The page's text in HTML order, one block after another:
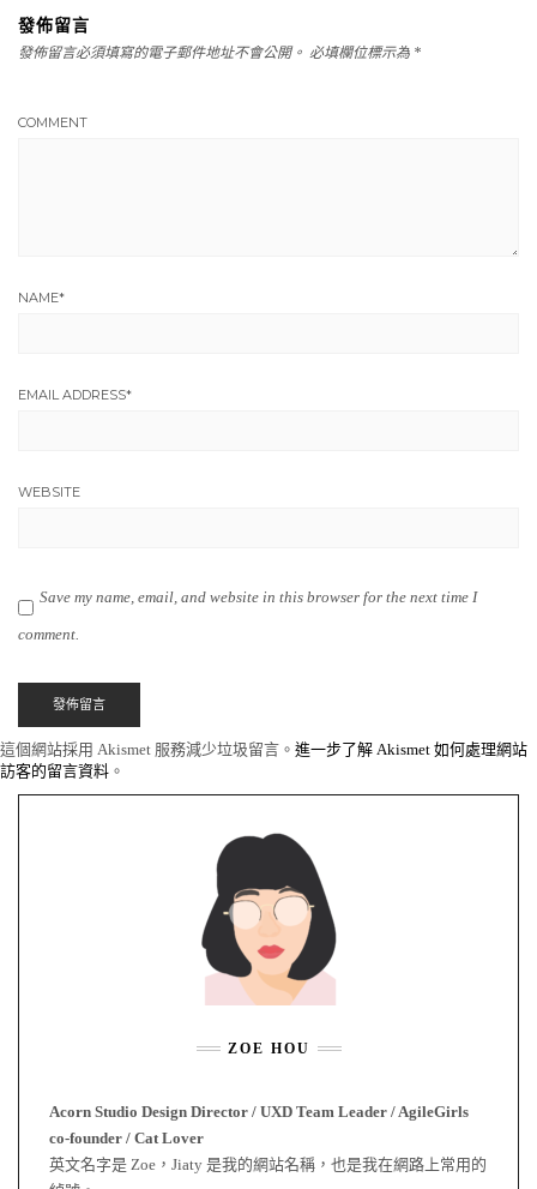
發佈留言
發佈留言必須填寫的電子郵件地址不會公開。 必填欄位標示為 *
COMMENT
NAME*
EMAIL ADDRESS*
WEBSITE
Save my name, email, and website in this browser for the next time I
comment.
這個網站採用 Akismet 服務減少垃圾留言。 進一步了解 Akismet 如何處理網站
訪客的留言資料 。
ZOE HOU
Acorn Studio Design Director / UXD Team Leader / AgileGirls
co-founder / Cat Lover
英文名字是 Zoe，Jiaty 是我的網站名稱，也是我在網路上常用的